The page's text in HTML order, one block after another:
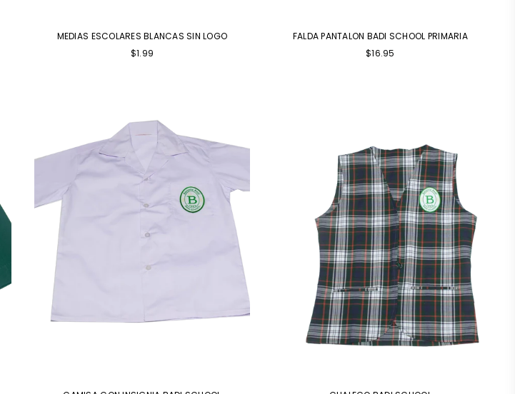
MEDIAS ESCOLARES BLANCAS SIN LOGO
Precio
$1.99
FALDA PANTALON BADI SCHOOL PRIMARIA
Precio
$16.95